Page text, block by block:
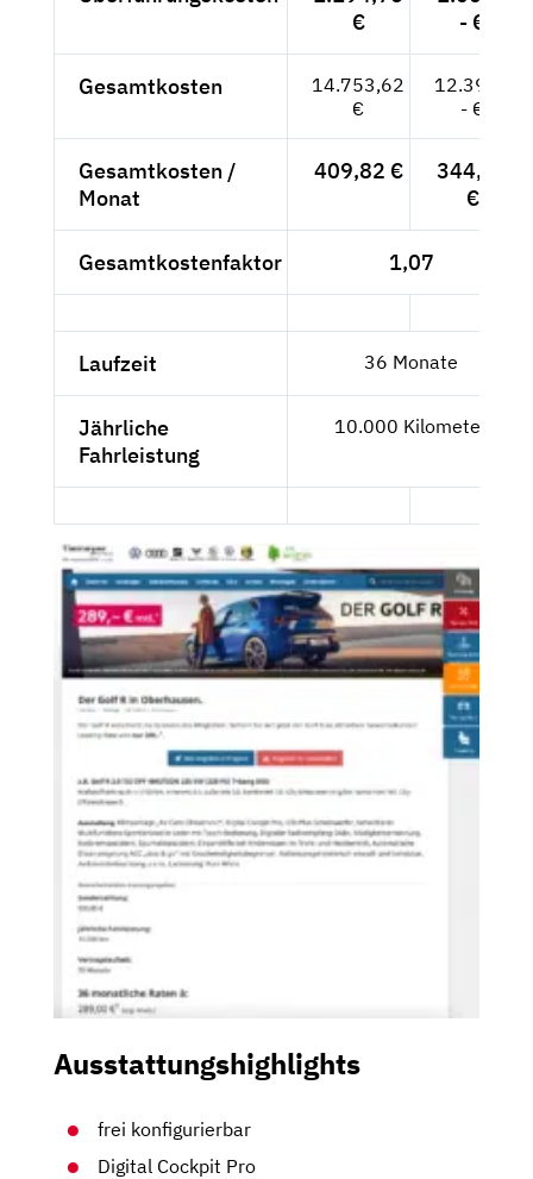
€
- €
Gesamtkosten
14.753,62
€
12.398,-
- €
Gesamtkosten /
Monat
409,82 €
344,39
€
Gesamtkostenfaktor 1,07
Laufzeit 36 Monate
Jährliche
Fahrleistung
10.000 Kilometer
Ausstattungshighlights
frei konfigurierbar
Digital Cockpit Pro